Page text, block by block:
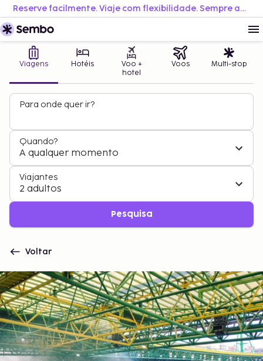
Reserve facilmente. Viaje com flexibilidade. Sempre ao melhor preço.
Viagens Hotéis
Voo +
hotel
Voos Multi-stop
Para onde quer ir?
Quando?
A qualquer momento
Viajantes
2 adultos
Pesquisa
Voltar